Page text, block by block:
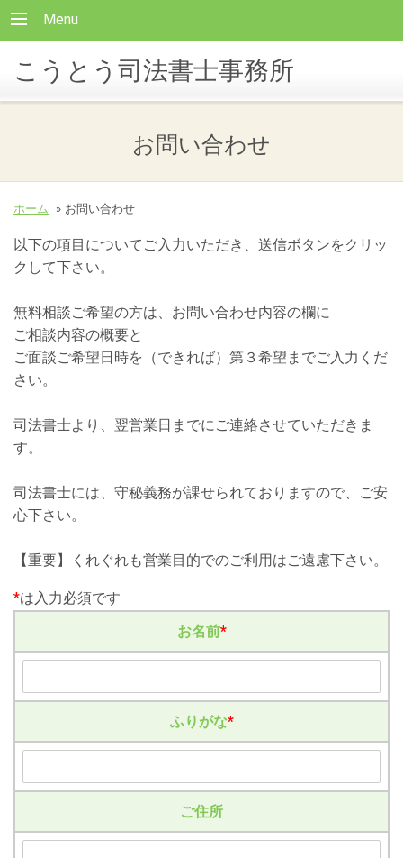
Menu
こうとう司法書士事務所
お問い合わせ
ホーム » お問い合わせ
以下の項目についてご入力いただき、送信ボタンをクリッ
クして下さい。
無料相談ご希望の方は、お問い合わせ内容の欄に
ご相談内容の概要と
ご面談ご希望日時を（できれば）第３希望までご入力くだ
さい。
司法書士より、翌営業日までにご連絡させていただきま
す。
司法書士には、守秘義務が課せられておりますので、ご安
心下さい。
【重要】くれぐれも営業目的でのご利用はご遠慮下さい。
*は入力必須です
お名前*
ふりがな*
ご住所